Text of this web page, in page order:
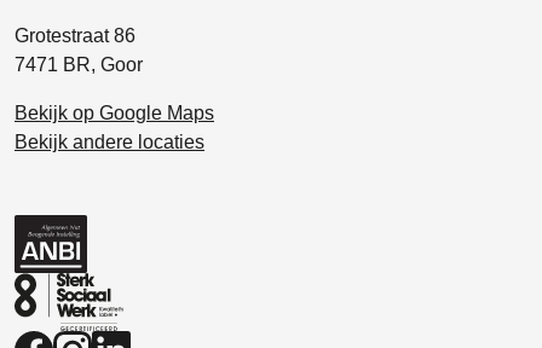
Grotestraat 86
7471 BR, Goor
Bekijk op Google Maps
Bekijk andere locaties